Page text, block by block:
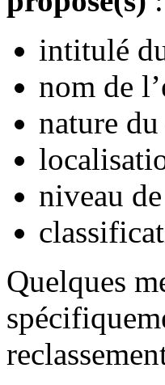
intitulé
nom de
nature
niveau
Quelques